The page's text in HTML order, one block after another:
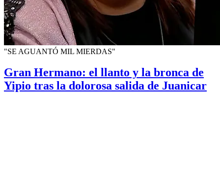
"SE AGUANTÓ MIL MIERDAS"
Gran Hermano: el llanto y la bronca de
Yipio tras la dolorosa salida de Juanicar